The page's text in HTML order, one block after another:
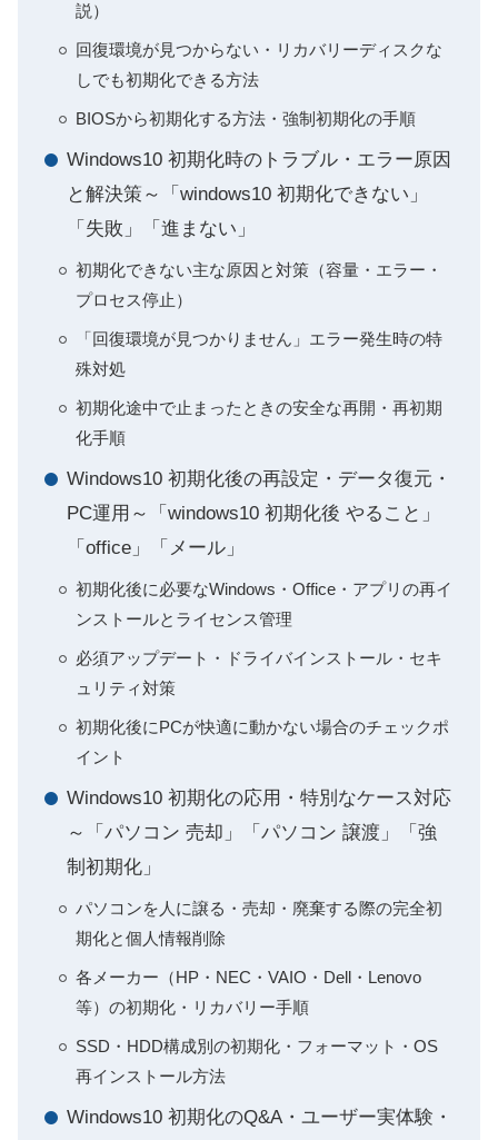
説）
回復環境が見つからない・リカバリーディスクな
しでも初期化できる方法
BIOSから初期化する方法・強制初期化の手順
Windows10 初期化時のトラブル・エラー原因
と解決策～「windows10 初期化できない」
「失敗」「進まない」
初期化できない主な原因と対策（容量・エラー・
プロセス停止）
「回復環境が見つかりません」エラー発生時の特
殊対処
初期化途中で止まったときの安全な再開・再初期
化手順
Windows10 初期化後の再設定・データ復元・
PC運用～「windows10 初期化後 やること」
「office」「メール」
初期化後に必要なWindows・Office・アプリの再イ
ンストールとライセンス管理
必須アップデート・ドライバインストール・セキ
ュリティ対策
初期化後にPCが快適に動かない場合のチェックポ
イント
Windows10 初期化の応用・特別なケース対応
～「パソコン 売却」「パソコン 譲渡」「強
制初期化」
パソコンを人に譲る・売却・廃棄する際の完全初
期化と個人情報削除
各メーカー（HP・NEC・VAIO・Dell・Lenovo
等）の初期化・リカバリー手順
SSD・HDD構成別の初期化・フォーマット・OS
再インストール方法
Windows10 初期化のQ&A・ユーザー実体験・